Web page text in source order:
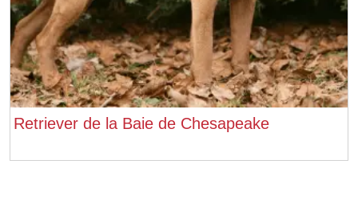
Retriever de la Baie de Chesapeake